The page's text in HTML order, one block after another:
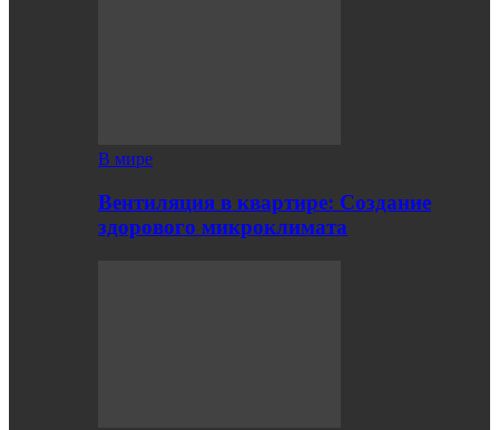
В мире
Вентиляция в квартире: Создание
здорового микроклимата